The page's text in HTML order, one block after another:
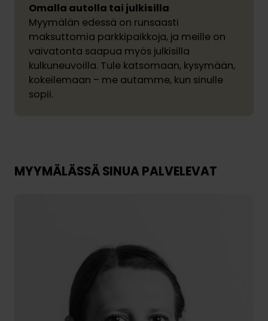
Omalla autolla tai julkisilla
Myymälän edessä on runsaasti
maksuttomia parkkipaikkoja, ja meille on
vaivatonta saapua myös julkisilla
kulkuneuvoilla. Tule katsomaan, kysymään,
kokeilemaan – me autamme, kun sinulle
sopii.
MYYMÄLÄSSÄ SINUA PALVELEVAT